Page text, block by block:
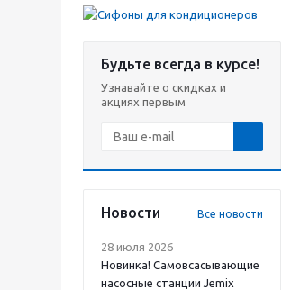
Будьте всегда в курсе!
Узнавайте о скидках и
акциях первым
Новости Все новости
28 июля 2026
Новинка! Самовсасывающие
насосные станции Jemix